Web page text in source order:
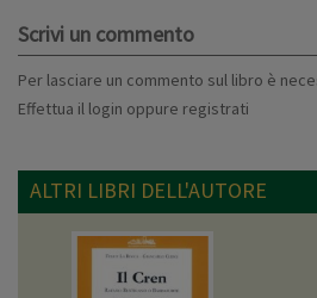
Scrivi un commento
Per lasciare un commento sul libro è
Effettua il login oppure registrati
ALTRI LIBRI DELL'AUTORE